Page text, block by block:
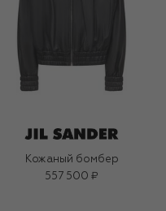
Кожаный бомбер
557 500 ₽